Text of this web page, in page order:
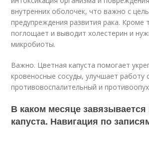
внутренних оболочек, что важно с
предупреждения развития рака. Кроме
поглощает и выводит холестерин и
микробиоты.
Важно. Цветная капуста помогает
кровеносные сосуды, улучшает работу
противовоспалительный и
В каком месяце завязывается
капуста. Навигация по